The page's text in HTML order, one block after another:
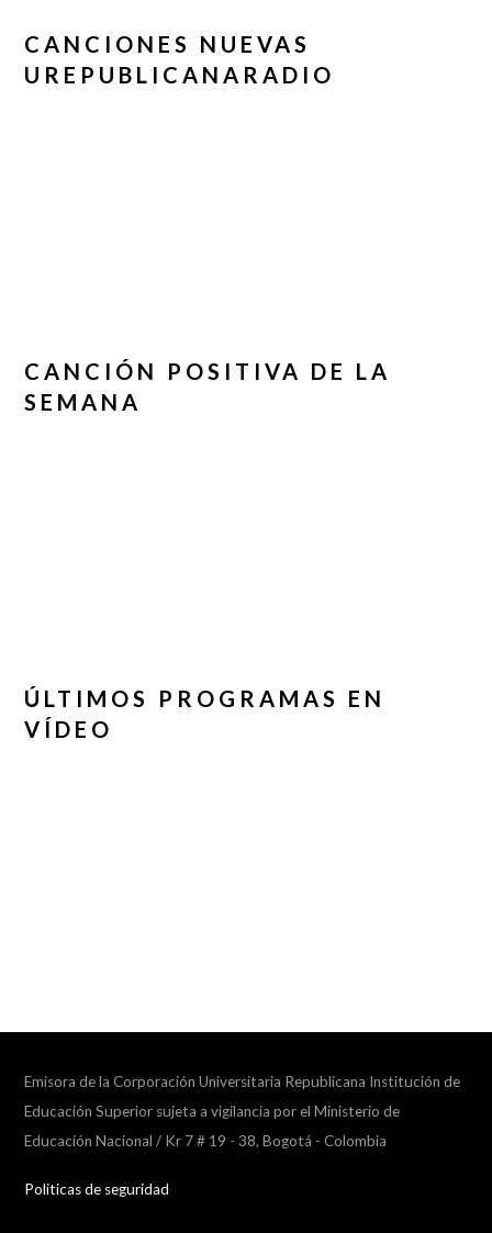
CANCIONES NUEVAS
UREPUBLICANARADIO
CANCIÓN POSITIVA DE LA
SEMANA
ÚLTIMOS PROGRAMAS EN
VÍDEO
Emisora de la Corporación Universitaria Republicana Institución de
Educación Superior sujeta a vigilancia por el Ministerio de
Educación Nacional / Kr 7 # 19 - 38, Bogotá - Colombia
Politicas de seguridad